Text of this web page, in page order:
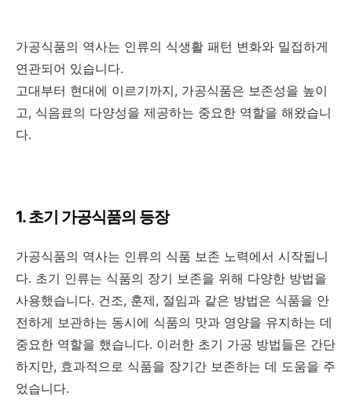
가공식품의 역사는 인류의 식생활 패턴 변화와 밀접하게
연관되어 있습니다.
고대부터 현대에 이르기까지, 가공식품은 보존성을 높이
고, 식음료의 다양성을 제공하는 중요한 역할을 해왔습니
다.
1. 초기 가공식품의 등장
가공식품의 역사는 인류의 식품 보존 노력에서 시작됩니
다. 초기 인류는 식품의 장기 보존을 위해 다양한 방법을
사용했습니다. 건조, 훈제, 절임과 같은 방법은 식품을 안
전하게 보관하는 동시에 식품의 맛과 영양을 유지하는 데
중요한 역할을 했습니다. 이러한 초기 가공 방법들은 간단
하지만, 효과적으로 식품을 장기간 보존하는 데 도움을 주
었습니다.